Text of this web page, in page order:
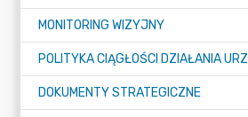
MONITORING WIZYJNY
DOKUMENTY STRATEGICZNE